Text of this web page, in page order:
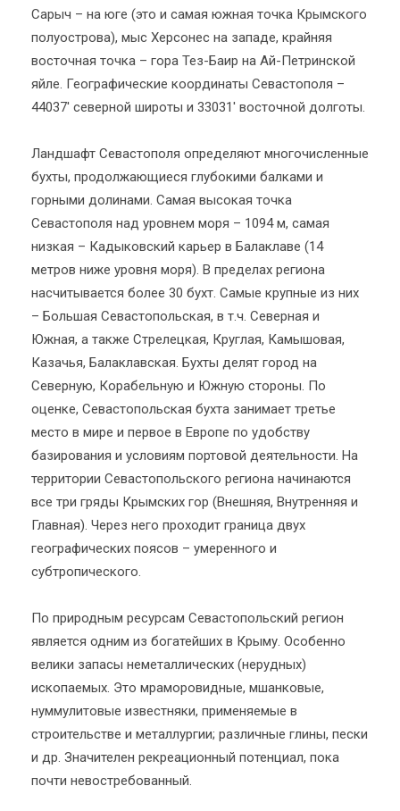
Сарыч – на юге (это и самая южная точка Крымского
полуострова), мыс Херсонес на западе, крайняя
восточная точка – гора Тез-Баир на Ай-Петринской
яйле. Географические координаты Севастополя –
44037' северной широты и 33031' восточной долготы.
Ландшафт Севастополя определяют многочисленные
бухты, продолжающиеся глубокими балками и
горными долинами. Самая высокая точка
Севастополя над уровнем моря – 1094 м, самая
низкая – Кадыковский карьер в Балаклаве (14
метров ниже уровня моря). В пределах региона
насчитывается более 30 бухт. Самые крупные из них
– Большая Севастопольская, в т.ч. Северная и
Южная, а также Стрелецкая, Круглая, Камышовая,
Казачья, Балаклавская. Бухты делят город на
Северную, Корабельную и Южную стороны. По
оценке, Севастопольская бухта занимает третье
место в мире и первое в Европе по удобству
базирования и условиям портовой деятельности. На
территории Севастопольского региона начинаются
все три гряды Крымских гор (Внешняя, Внутренняя и
Главная). Через него проходит граница двух
географических поясов – умеренного и
субтропического.
По природным ресурсам Севастопольский регион
является одним из богатейших в Крыму. Особенно
велики запасы неметаллических (нерудных)
ископаемых. Это мраморовидные, мшанковые,
нуммулитовые известняки, применяемые в
строительстве и металлургии; различные глины, пески
и др. Значителен рекреационный потенциал, пока
почти невостребованный.